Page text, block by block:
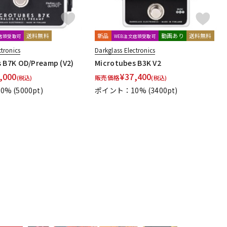
頭受取可 送料無料
OD/Preamp (V2)
(税込)
(5000pt)
新品 WEB注文店頭受取可 動画あり 送料無料
Darkglass Electronics
Microtubes B3K V2
販売価格¥37,400(税込)
ポイント：10% (3400pt)